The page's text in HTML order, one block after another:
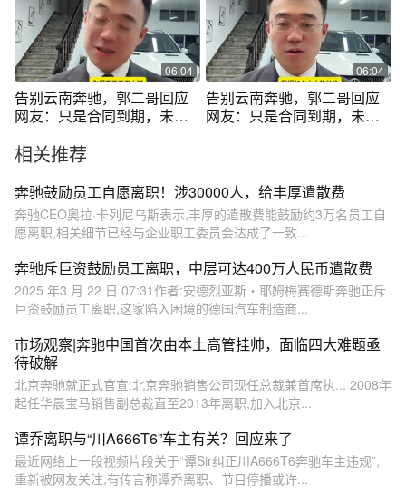
06:04
告别云南奔驰，郭二哥回应
网友：只是合同到期，未来
06:04
告别云南奔驰，郭二哥回应
网友：只是合同到期，未来
相关推荐
奔驰鼓励员工自愿离职！涉30000人，给丰厚遣散费
奔驰CEO奥拉·卡列尼乌斯表示,丰厚的遣散费能鼓励约3万名员工自
愿离职,相关细节已经与企业职工委员会达成了一致...
奔驰斥巨资鼓励员工离职，中层可达400万人民币遣散费
2025 年3 月 22 日 07:31作者:安德烈亚斯・耶姆梅赛德斯奔驰正斥
巨资鼓励员工离职,这家陷入困境的德国汽车制造商...
市场观察|奔驰中国首次由本土高管挂帅，面临四大难题亟
待破解
北京奔驰就正式官宣:北京奔驰销售公司现任总裁兼首席执... 2008年
起任华晨宝马销售副总裁直至2013年离职,加入北京...
谭乔离职与“川A666T6”车主有关？回应来了
最近网络上一段视频片段关于“谭Sir纠正川A666T6奔驰车主违规”,
重新被网友关注,有传言称谭乔离职、节目停播或许...